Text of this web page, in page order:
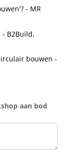
- MR
B2Build,
bouwen -
aan bod